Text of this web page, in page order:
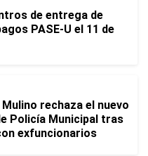
de entrega de
PASE-U el 11 de
rechaza el nuevo
Policía Municipal tras
exfuncionarios